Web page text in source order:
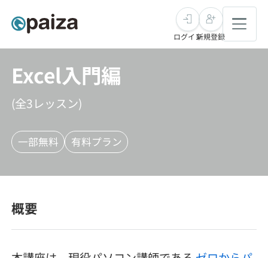
転職・キャリア
求人検索
インタビュー
転職エージェント
未経験転職
求人検索
インタビュー
転職成功ガイド
新卒就活
求人検索
本選考
学習
講座一覧
スキルチェック
ログイン新規登録
Excel入門編
(全3レッスン)
一部無料 有料プラン
概要